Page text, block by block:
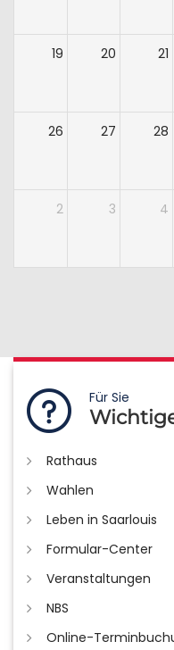
19 20 21
26 27 28
2 3 4
Für Sie
Rathaus
Wahlen
Leben in Saarlouis
Formular-Center
Veranstaltungen
NBS
Online-